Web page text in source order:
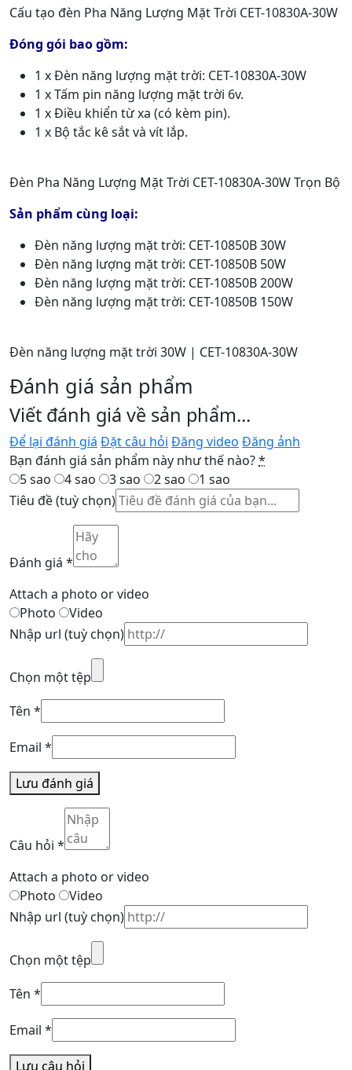
Cấu tạo đèn Pha Năng Lượng Mặt Trời CET-10830A-30W
Đóng gói bao gồm:
1 x Đèn năng lượng mặt trời: CET-10830A-30W
1 x Tấm pin năng lượng mặt trời 6v.
1 x Điều khiển từ xa (có kèm pin).
1 x Bộ tắc kê sắt và vít lắp.
Đèn Pha Năng Lượng Mặt Trời CET-10830A-30W Trọn Bộ
Sản phẩm cùng loại:
Đèn năng lượng mặt trời: CET-10850B 30W
Đèn năng lượng mặt trời: CET-10850B 50W
Đèn năng lượng mặt trời: CET-10850B 200W
Đèn năng lượng mặt trời: CET-10850B 150W
Đèn năng lượng mặt trời 30W | CET-10830A-30W
Đánh giá sản phẩm
Viết đánh giá về sản phẩm...
Để lại đánh giá Đặt câu hỏi Đăng video Đăng ảnh
Bạn đánh giá sản phẩm này như thế nào?*
5 sao
4 sao 3 sao 2 sao
1 sao
Tiêu đề(tuỳ chọn)
Đánh giá *
Attach a photo or video
Photo
Video
Nhập url (tuỳ chọn)
Chọn một tệp
Tên *
Email *
Lưu đánh giá
Câu hỏi *
Attach a photo or video
Photo
Video
Nhập url (tuỳ chọn)
Chọn một tệp
Tên *
Email *
Lưu câu hỏi